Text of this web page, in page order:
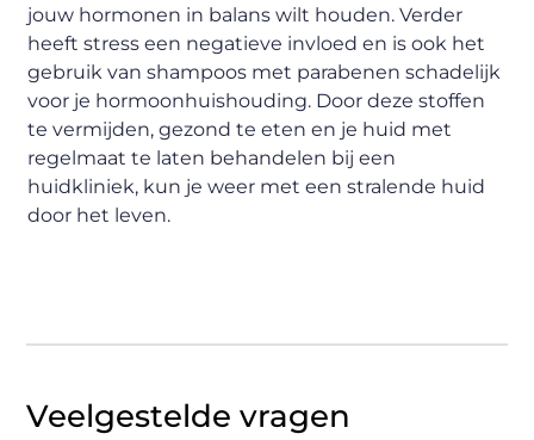
jouw hormonen in balans wilt houden. Verder
heeft stress een negatieve invloed en is ook het
gebruik van shampoos met parabenen schadelijk
voor je hormoonhuishouding. Door deze stoffen
te vermijden, gezond te eten en je huid met
regelmaat te laten behandelen bij een
huidkliniek, kun je weer met een stralende huid
door het leven.
Veelgestelde vragen